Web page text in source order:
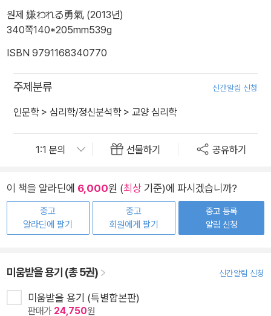
원제 嫌われる勇氣 (2013년)
340쪽140*205mm539g
ISBN 9791168340770
주제분류 신간알림 신청
인문학> 심리학/정신분석학> 교양 심리학
선물하기 공유하기
이 책을 알라딘에 6,000원 (최상 기준)에 파시겠습니까?
중고
알라딘에 팔기
중고
회원에게 팔기
중고 등록
알림 신청
미움받을 용기 (총 5권) 신간알림 신청
미움받을 용기 (특별합본판)
판매가 24,750원